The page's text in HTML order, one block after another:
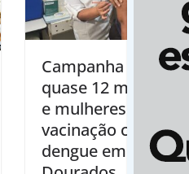
Campanha alcança
quase 12 mil
e mulheres lideram
vacinação contra
dengue em